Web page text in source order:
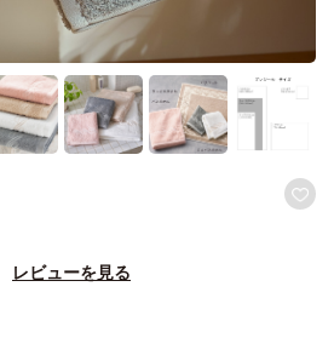
レビューを見る